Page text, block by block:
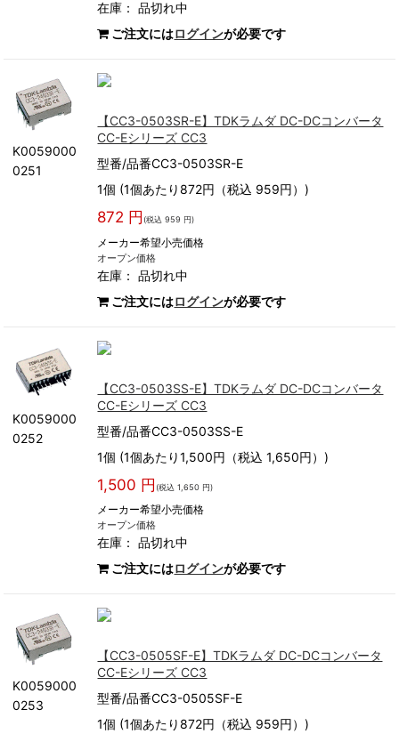
在庫：品切れ中
ご注文にはログインが必要です
K0059000
0251
【CC3-0503SR-E】TDKラムダ DC-DCコンバータ
CC-Eシリーズ CC3
型番/品番CC3-0503SR-E
1個 (1個あたり872円（税込 959円）)
872 円 (税込 959 円)
メーカー希望小売価格
オープン価格
在庫：品切れ中
ご注文にはログインが必要です
K0059000
0252
【CC3-0503SS-E】TDKラムダ DC-DCコンバータ
CC-Eシリーズ CC3
型番/品番CC3-0503SS-E
1個 (1個あたり1,500円（税込 1,650円）)
1,500 円 (税込 1,650 円)
メーカー希望小売価格
オープン価格
在庫：品切れ中
ご注文にはログインが必要です
K0059000
0253
【CC3-0505SF-E】TDKラムダ DC-DCコンバータ
CC-Eシリーズ CC3
型番/品番CC3-0505SF-E
1個 (1個あたり872円（税込 959円）)